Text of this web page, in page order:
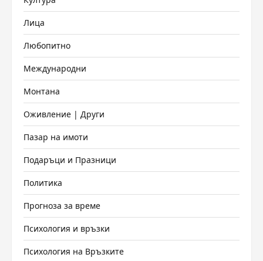
Лица
Любопитно
Международни
Монтана
Оживление | Други
Пазар на имоти
Подаръци и Празници
Политика
Прогноза за време
Психология и връзки
Психология на Връзките